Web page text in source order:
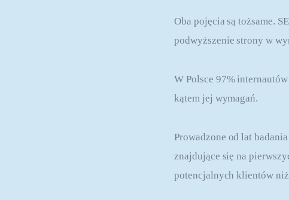
Oba pojęcia są tożsame.
podwyższenie strony w
W Polsce 97%
kątem jej wymagań.
Prowadzone od lat
znajdujące się na
potencjalnych klientów